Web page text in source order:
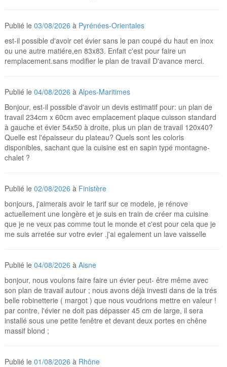
Publié le03/08/2026 à Pyrénées-Orientales
est-il possible d'avoir cet évier sans le pan coupé du haut en inox
ou une autre matiére,en 83x83. Enfait c'est pour faire un
remplacement.sans modifier le plan de travail D'avance merci.
Publié le04/08/2026 àAlpes-Maritimes
Bonjour, est-il possible d'avoir un devis estimatif pour: un plan de
travail 234cm x 60cm avec emplacement plaque cuisson standard
à gauche et évier 54x50 à droite, plus un plan de travail 120x40?
Quelle est l'épaisseur du plateau? Quels sont les coloris
disponibles, sachant que la cuisine est en sapin typé montagne-
chalet ?
Publié le02/08/2026 à Finistère
bonjours, j'aimerais avoir le tarif sur ce modele, je rénove
actuellement une longère et je suis en train de créer ma cuisine
que je ne veux pas comme tout le monde et c'est pour cela que je
me suis arretée sur votre evier .j'ai egalement un lave vaisselle
Publié le04/08/2026 àAisne
bonjour, nous voulons faire faire un évier peut- être même avec
son plan de travail autour ; nous avons déjà investi dans de la trés
belle robinetterie ( margot ) que nous voudrions mettre en valeur !
par contre, l'évier ne doit pas dépasser 45 cm de large, il sera
installé sous une petite fenêtre et devant deux portes en chêne
massif blond ;
Publié le01/08/2026 à Rhône